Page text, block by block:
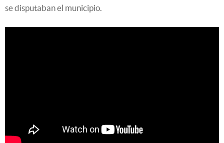
se disputaban el municipio.